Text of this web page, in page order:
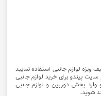
ویژه لوازم جانبی استفاده نمایید
پیندو برای خرید لوازم جانبی
و وارد بخش دوربین و لوازم جانبی
شوید.